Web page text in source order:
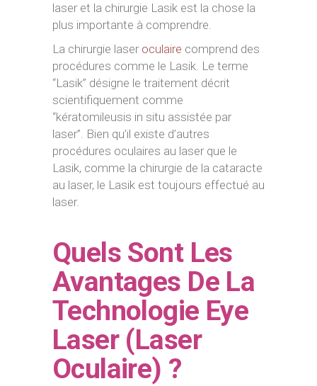
laser et la chirurgie Lasik est la chose la
plus importante à comprendre.
La chirurgie laser oculaire comprend des
procédures comme le Lasik. Le terme
“Lasik” désigne le traitement décrit
scientifiquement comme
“kératomileusis in situ assistée par
laser”. Bien qu’il existe d’autres
procédures oculaires au laser que le
Lasik, comme la chirurgie de la cataracte
au laser, le Lasik est toujours effectué au
laser.
Quels Sont Les
Avantages De La
Technologie Eye
Laser (Laser
Oculaire) ?